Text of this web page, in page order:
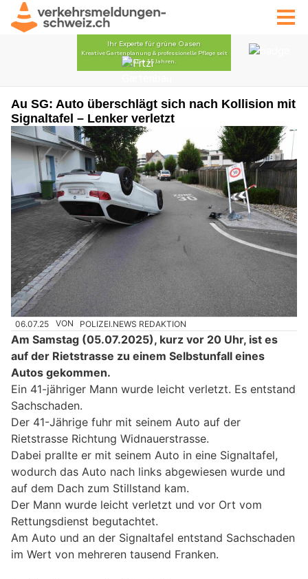
Au SG: Auto überschlägt sich nach Kollision mit
Signaltafel – Lenker verletzt
06.07.25 VON POLIZEI.NEWS REDAKTION
Am Samstag (05.07.2025), kurz vor 20 Uhr, ist es
auf der Rietstrasse zu einem Selbstunfall eines
Autos gekommen.
Ein 41-jähriger Mann wurde leicht verletzt. Es entstand
Sachschaden.
Der 41-Jährige fuhr mit seinem Auto auf der
Rietstrasse Richtung Widnauerstrasse.
Dabei prallte er mit seinem Auto in eine Signaltafel,
wodurch das Auto nach links abgewiesen wurde und
auf dem Dach zum Stillstand kam.
Der Mann wurde leicht verletzt und vor Ort vom
Rettungsdienst begutachtet.
Am Auto und an der Signaltafel entstand Sachschaden
im Wert von mehreren tausend Franken.